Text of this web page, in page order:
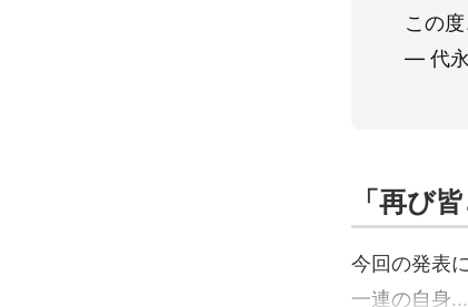
この
— 代
「再び
今回の発表
一連の自身...